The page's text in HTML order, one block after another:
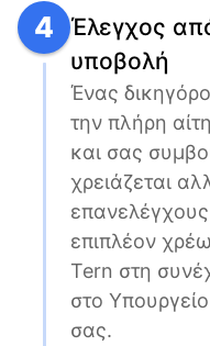
4
Έλεγχος
υποβολή
Ένας
την πλήρη
και σας
χρειάζεται
επιπλέον
Tern στη
στο
σας.